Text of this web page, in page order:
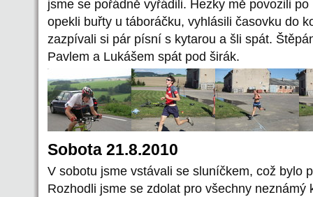
jsme se pořádně vyřádili. Hezky mě povozili
opekli buřty u táboráčku, vyhlásili časovku do
zazpívali si pár písní s kytarou a šli spát.
Pavlem a Lukášem spát pod širák.
Sobota 21.8.2010
V sobotu jsme vstávali se sluníčkem, což bylo
Rozhodli jsme se zdolat pro všechny neznámý